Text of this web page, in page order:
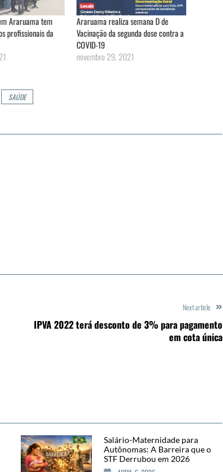
Araruama tem
profissionais da
Araruama realiza semana D de
Vacinação da segunda dose contra a
COVID-19
novembro 29, 2021
SAÚDE
Next article
IPVA 2022 terá desconto de 3% para pagamento
em cota única
Salário-Maternidade para
Autônomas: A Barreira que o
STF Derrubou em 2026